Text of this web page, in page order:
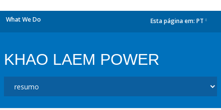
What We Do Esta página em: PT
KHAO LAEM POWER